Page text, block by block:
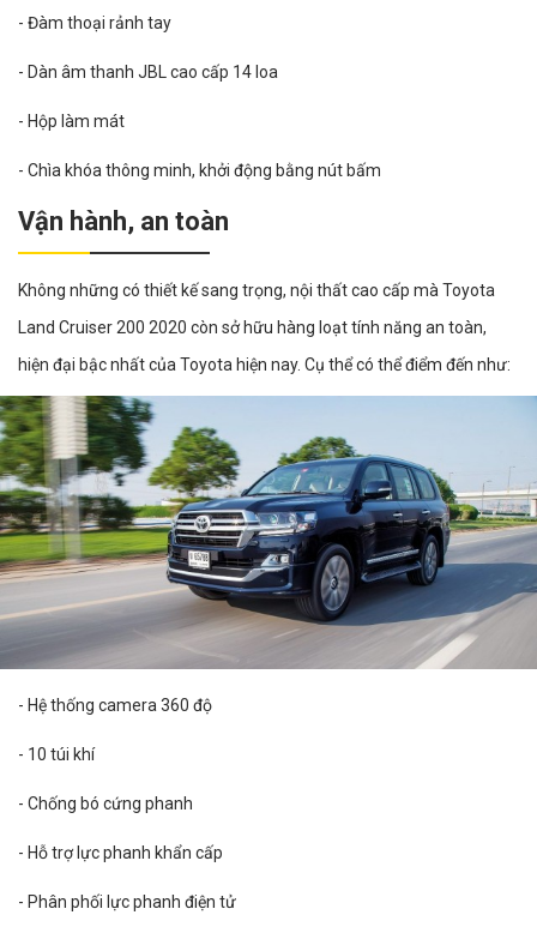
- Đàm thoại rảnh tay
- Dàn âm thanh JBL cao cấp 14 loa
- Hộp làm mát
- Chìa khóa thông minh, khởi động bằng nút bấm
Vận hành, an toàn
Không những có thiết kế sang trọng, nội thất cao cấp mà Toyota
Land Cruiser 200 2020 còn sở hữu hàng loạt tính năng an toàn,
hiện đại bậc nhất của Toyota hiện nay. Cụ thể có thể điểm đến như:
- Hệ thống camera 360 độ
- 10 túi khí
- Chống bó cứng phanh
- Hỗ trợ lực phanh khẩn cấp
- Phân phối lực phanh điện tử